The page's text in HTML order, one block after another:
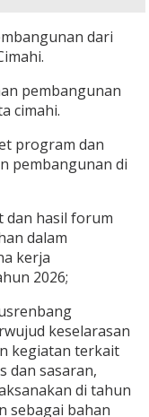
dari
pembangunan
cimahi.
program dan
pembangunan di
dan hasil forum
dalam
kerja
2026;
keselarasan
kegiatan terkait
dan sasaran,
di tahun
sebagai bahan